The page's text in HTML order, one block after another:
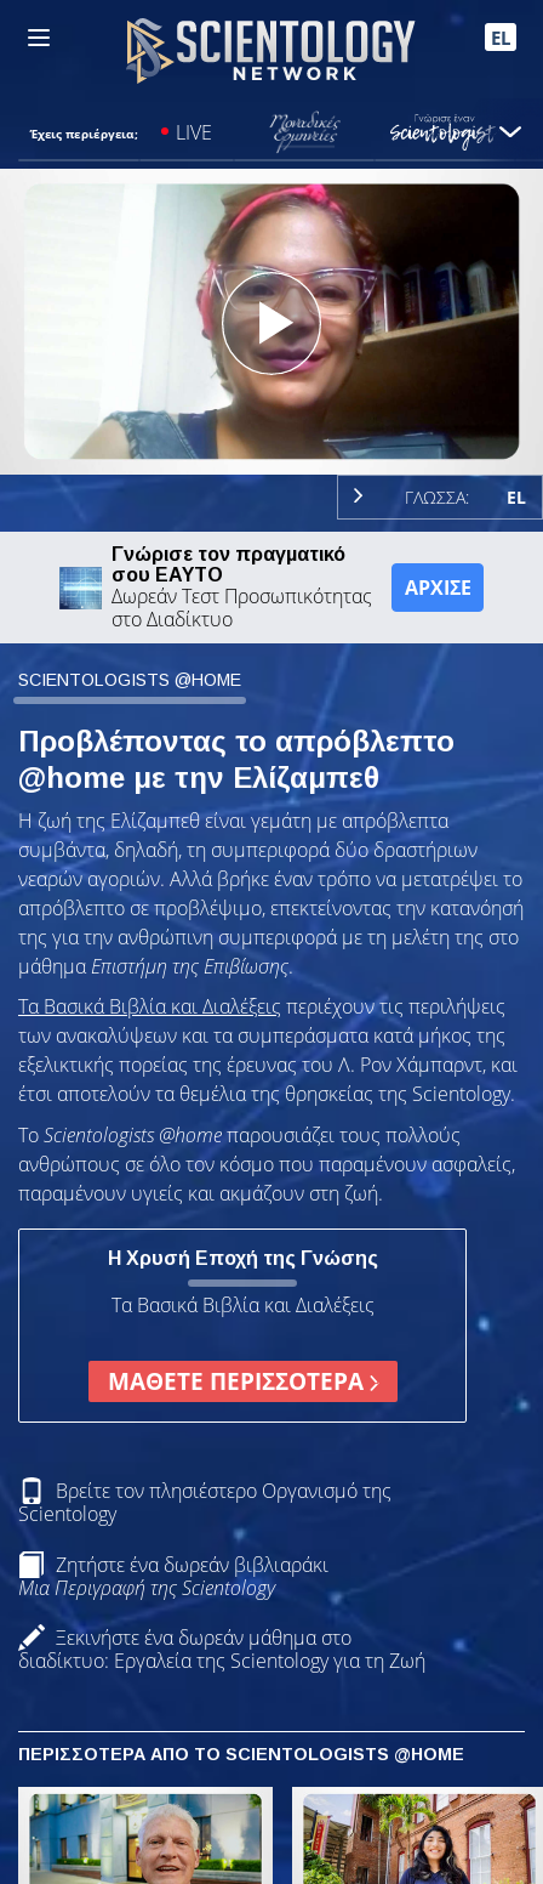
EL
Έχεις περιέργεια; LIVE
Play
Video
ΓΛΩΣΣΑ: EL
Γνώρισε τον πραγματικό
σου ΕΑΥΤΟ
Δωρεάν Τεστ Προσωπικότητας
στο Διαδίκτυο
ΑΡΧΙΣΕ
SCIENTOLOGISTS @HOME
Προβλέποντας το απρόβλεπτο
@home με την Ελίζαμπεθ
Η ζωή της Ελίζαμπεθ είναι γεμάτη με απρόβλεπτα
συμβάντα, δηλαδή, τη συμπεριφορά δύο δραστήριων
νεαρών αγοριών. Αλλά βρήκε έναν τρόπο να μετατρέψει το
απρόβλεπτο σε προβλέψιμο, επεκτείνοντας την κατανόησή
της για την ανθρώπινη συμπεριφορά με τη μελέτη της στο
μάθημαΕπιστήμη της Επιβίωσης.
Τα Βασικά Βιβλία και Διαλέξεις περιέχουν τις περιλήψεις
των ανακαλύψεων και τα συμπεράσματα κατά μήκος της
εξελικτικής πορείας της έρευνας του Λ. Ρον Χάμπαρντ, και
έτσι αποτελούν τα θεμέλια της θρησκείας της Scientology.
ToScientologists @homeπαρουσιάζει τους πολλούς
ανθρώπους σε όλο τον κόσμο που παραμένουν ασφαλείς,
παραμένουν υγιείς και ακμάζουν στη ζωή.
Η Χρυσή Εποχή της Γνώσης
Τα Βασικά Βιβλία και Διαλέξεις
ΜΑΘΕΤΕ ΠΕΡΙΣΣΟΤΕΡΑ
Βρείτε τον πλησιέστερο Οργανισμό της
Scientology
Ζητήστε ένα δωρεάν βιβλιαράκι
Μια Περιγραφή της Scientology
Ξεκινήστε ένα δωρεάν μάθημα στο
διαδίκτυο: Εργαλεία της Scientology για τη Ζωή
ΠΕΡΙΣΣΟΤΕΡΑ ΑΠΟ ΤΟ SCIENTOLOGISTS @HOME